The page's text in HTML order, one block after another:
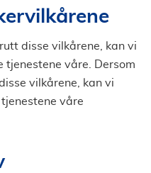
disse vilkårene, kan vi
våre. Dersom
vilkårene, kan vi
våre